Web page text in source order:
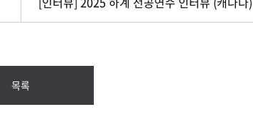
목록